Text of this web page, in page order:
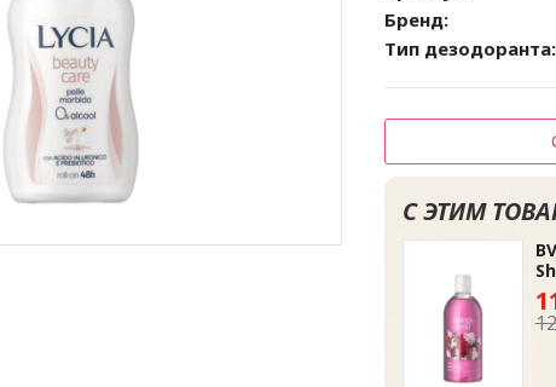
Бренд:
Тип дезодоранта:
С ЭТИМ